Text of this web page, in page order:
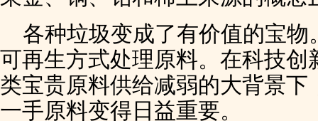
各种垃圾变成了有价值的宝
可再生方式处理原料。在科技
类宝贵原料供给减弱的大背景
一手原料变得日益重要。